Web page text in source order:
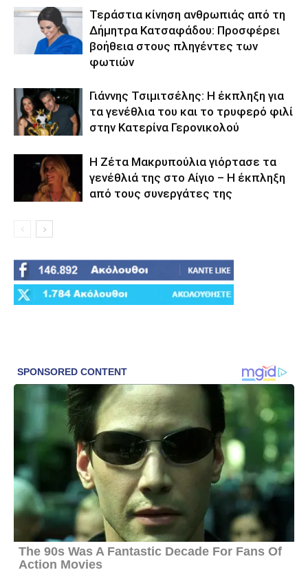
Τεράστια κίνηση ανθρωπιάς από τη
Δήμητρα Κατσαφάδου: Προσφέρει
βοήθεια στους πληγέντες των
φωτιών
Γιάννης Τσιμιτσέλης: Η έκπληξη για
τα γενέθλια του και το τρυφερό φιλί
στην Κατερίνα Γερονικολού
Η Ζέτα Μακρυπούλια γιόρτασε τα
γενέθλιά της στο Αίγιο – Η έκπληξη
από τους συνεργάτες της